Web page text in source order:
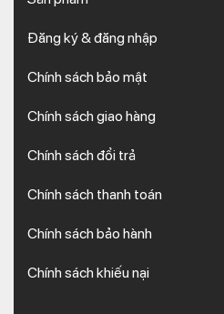
Đăng ký & đăng nhập
Chính sách bảo mật
Chính sách giao hàng
Chính sách đổi trả
Chính sách thanh toán
Chính sách bảo hành
Chính sách khiếu nại